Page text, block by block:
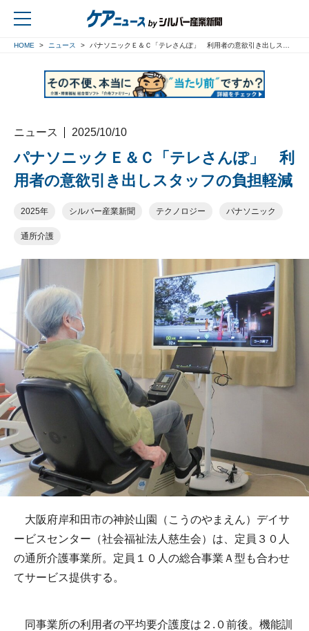
HOME ニュース パナソニックＥ＆Ｃ「テレさんぽ」 利用者の意欲引き出しスタッフの負担軽減
ニュース 2025/10/10
パナソニックＥ＆Ｃ「テレさんぽ」 利
用者の意欲引き出しスタッフの負担軽減
2025年 シルバー産業新聞 テクノロジー パナソニック
通所介護
大阪府岸和田市の神於山園（こうのやまえん）デイサ
ービスセンター（社会福祉法人慈生会）は、定員３０人
の通所介護事業所。定員１０人の総合事業Ａ型も合わせ
てサービス提供する。
同事業所の利用者の平均要介護度は２.０前後。機能訓